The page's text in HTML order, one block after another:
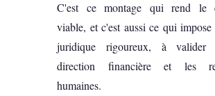
C'est ce montage qui rend le
viable, et c'est aussi ce qui
juridique rigoureux, à valider
direction financière et les
humaines.